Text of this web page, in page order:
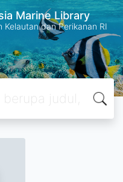
Marine Library
Kelautan dan Perikanan RI